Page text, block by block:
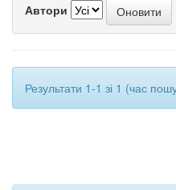
Автори
Результати 1-1 зі 1 (час